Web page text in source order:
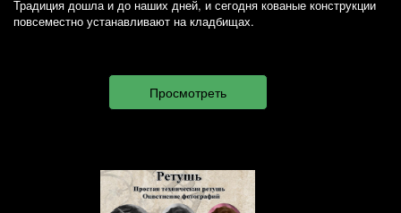
Традиция дошла и до наших дней, и сегодня кованые конструкции
повсеместно устанавливают на кладбищах.